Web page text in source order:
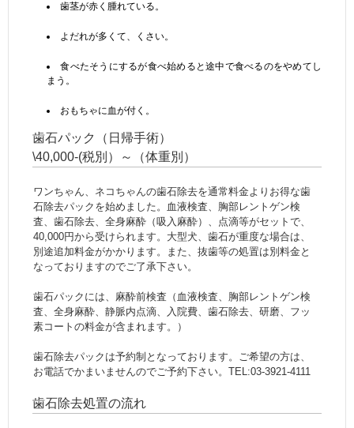
歯茎が赤く腫れている。
よだれが多くて、くさい。
食べたそうにするが食べ始めると途中で食べるのをやめてし
まう。
おもちゃに血が付く。
歯石パック（日帰手術）
\40,000-(税別）～（体重別）
ワンちゃん、ネコちゃんの歯石除去を通常料金よりお得な歯
石除去パックを始めました。血液検査、胸部レントゲン検
査、歯石除去、全身麻酔（吸入麻酔）、点滴等がセットで、
40,000円から受けられます。大型犬、歯石が重度な場合は、
別途追加料金がかかります。また、抜歯等の処置は別料金と
なっておりますのでご了承下さい。
歯石パックには、麻酔前検査（血液検査、胸部レントゲン検
査、全身麻酔、静脈内点滴、入院費、歯石除去、研磨、フッ
素コートの料金が含まれます。）
歯石除去パックは予約制となっております。ご希望の方は、
お電話でかまいませんのでご予約下さい。TEL:03-3921-4111
歯石除去処置の流れ